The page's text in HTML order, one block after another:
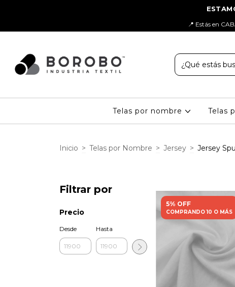
📍 Estás en
Telas por nombre Telas
Inicio > Telas por Nombre > Jersey > Jersey
Filtrar por
Precio
Desde Hasta
5% OFF
COMPRANDO 10 O MÁS